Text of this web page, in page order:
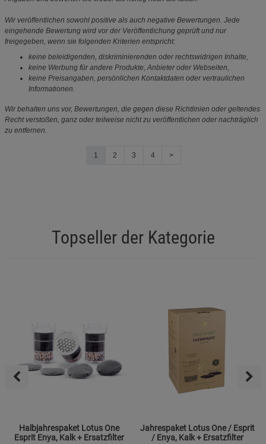
Wir veröffentlichen sowohl positive als auch negative Bewertungen. Jede
eingehende Bewertung wird vor der Veröffentlichung geprüft und nur
freigegeben, wenn sie folgenden Kriterien entspricht:
keine beleidigenden, diskriminierenden oder rechtswidrigen Inhalte,
keine Werbung für andere Produkte, Anbieter oder Webseiten,
keine Preisangaben, persönlichen Kontaktdaten oder vertraulichen
Informationen.
Wir behalten uns vor, Bewertungen, die gegen diese Richtlinien oder geltendes
Recht verstoßen, ganz oder teilweise nicht zu veröffentlichen oder nachträglich
zu entfernen.
1 2 3 4 >
Topseller der Kategorie
Halbjahrespaket Lotus One
Esprit Enya, Kalk + Ersatzfilter
Jahrespaket Lotus One / Esprit
/ Enya, Kalk + Ersatzfilter